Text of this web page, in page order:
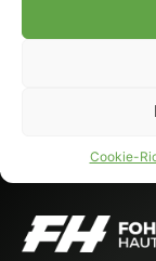
Cookie-
Deutsche-
Donnerstag den
Saison 2026/
München die